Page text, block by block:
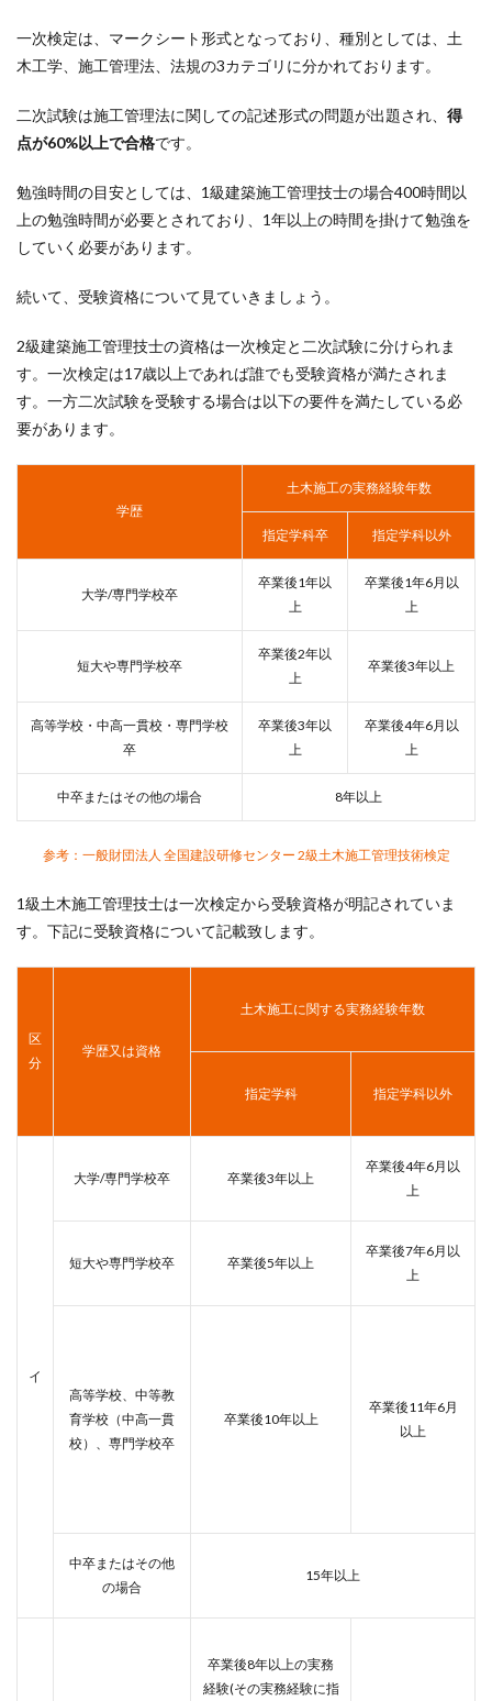
一次検定は、マークシート形式となっており、種別としては、土
木工学、施工管理法、法規の3カテゴリに分かれております。
二次試験は施工管理法に関しての記述形式の問題が出題され、 得
点が60%以上で合格です。
勉強時間の目安としては、1級建築施工管理技士の場合400時間以
上の勉強時間が必要とされており、1年以上の時間を掛けて勉強を
していく必要があります。
続いて、受験資格について見ていきましょう。
2級建築施工管理技士の資格は一次検定と二次試験に分けられま
す。一次検定は17歳以上であれば誰でも受験資格が満たされま
す。一方二次試験を受験する場合は以下の要件を満たしている必
要があります。
学歴
土木施工の実務経験年数
指定学科卒 指定学科以外
大学/専門学校卒
卒業後1年以
上
卒業後1年6月以
上
短大や専門学校卒
卒業後2年以
上
卒業後3年以上
高等学校・中高一貫校・専門学校
卒
卒業後3年以
上
卒業後4年6月以
上
中卒またはその他の場合 8年以上
参考：一般財団法人 全国建設研修センター 2級土木施工管理技術検定
1級土木施工管理技士は一次検定から受験資格が明記されていま
す。下記に受験資格について記載致します。
区
分
学歴又は資格
土木施工に関する実務経験年数
指定学科 指定学科以外
イ
大学/専門学校卒 卒業後3年以上
卒業後4年6月以
上
短大や専門学校卒 卒業後5年以上
卒業後7年6月以
上
高等学校、中等教
育学校（中高一貫
校）、専門学校卒
卒業後10年以上
卒業後11年6月
以上
中卒またはその他
の場合
15年以上
卒業後8年以上の実務
経験(その実務経験に指